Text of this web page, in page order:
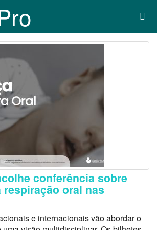
conferência sobre
respiração oral nas
e internacionais vão abordar o